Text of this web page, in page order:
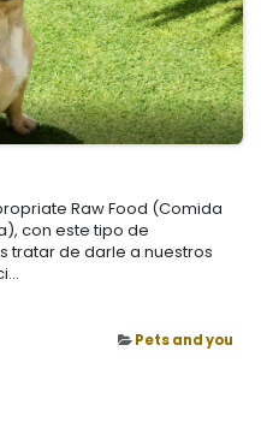
Raw Food (Comida
con este tipo de
tratar de darle a nuestros
Pets and you